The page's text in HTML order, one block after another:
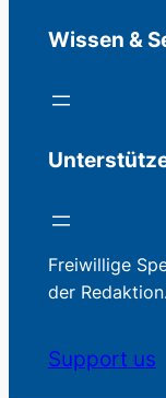
Wissen &
Freiwillige
der Redaktion.
Support us